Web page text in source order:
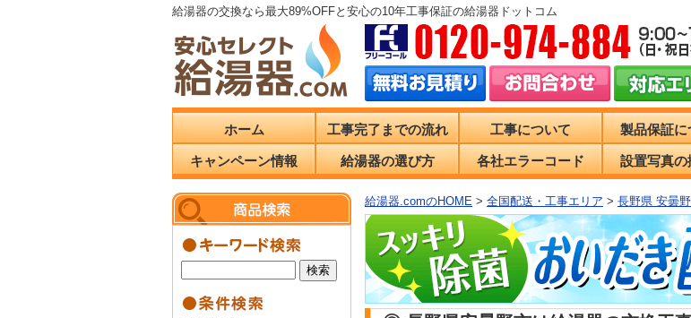
給湯器の交換なら最大89%OFFと安心の10年工事保証の給湯器ドットコム
ホーム 工事完了までの流れ 工事について 製品保証に
キャンペーン情報 給湯器の選び方 各社エラーコード 設置写真の
給湯器.comのHOME > 全国配送・工事エリア > 長野県 安曇